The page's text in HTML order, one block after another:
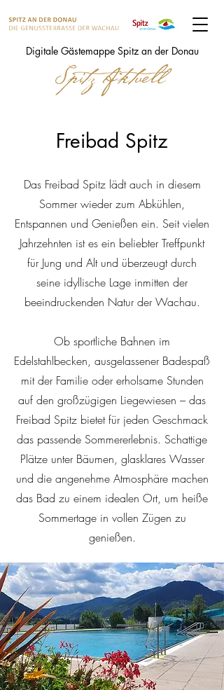
Digitale Gästemappe Spitz an der Donau
Freibad Spitz
Das Freibad Spitz lädt auch in diesem
Sommer wieder zum Abkühlen,
Entspannen und Genießen ein. Seit vielen
Jahrzehnten ist es ein beliebter Treffpunkt
für Jung und Alt und überzeugt durch
seine idyllische Lage inmitten der
beeindruckenden Natur der Wachau.
Ob sportliche Bahnen im
Edelstahlbecken, ausgelassener Badespaß
mit der Familie oder erholsame Stunden
auf den großzügigen Liegewiesen – das
Freibad Spitz bietet für jeden Geschmack
das passende Sommererlebnis. Schattige
Plätze unter Bäumen, glasklares Wasser
und die angenehme Atmosphäre machen
das Bad zu einem idealen Ort, um heiße
Sommertage in vollen Zügen zu
genießen.